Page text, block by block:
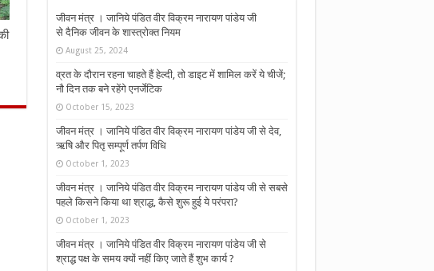
जीवन मंत्र । जानिये पंडित वीर विक्रम नारायण पांडेय जी
से दैनिक जीवन के शास्त्रोक्त नियम
August 25, 2024
व्रत के दौरान रहना चाहते हैं हेल्दी, तो डाइट में शामिल करें ये चीजें;
नौ दिन तक बने रहेंगे एनर्जेटिक
October 15, 2023
जीवन मंत्र । जानिये पंडित वीर विक्रम नारायण पांडेय जी से देव,
ऋषि और पितृ सम्पूर्ण तर्पण विधि
October 1, 2023
जीवन मंत्र । जानिये पंडित वीर विक्रम नारायण पांडेय जी से सबसे
पहले किसने किया था श्राद्ध, कैसे शुरू हुई ये परंपरा?
October 1, 2023
जीवन मंत्र । जानिये पंडित वीर विक्रम नारायण पांडेय जी से
श्राद्ध पक्ष के समय क्यों नहीं किए जाते हैं शुभ कार्य ?